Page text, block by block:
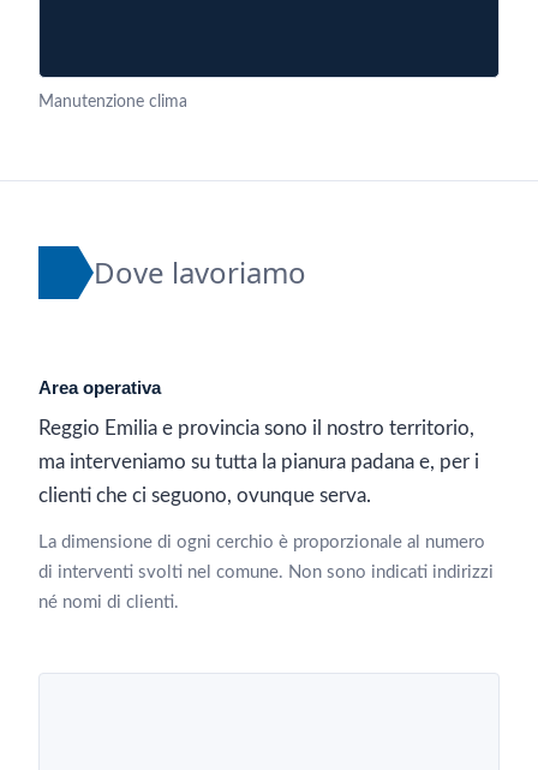
Manutenzione clima
Dove lavoriamo
Area operativa
Reggio Emilia e provincia sono il nostro territorio,
ma interveniamo su tutta la pianura padana e, per i
clienti che ci seguono, ovunque serva.
La dimensione di ogni cerchio è proporzionale al numero
di interventi svolti nel comune. Non sono indicati indirizzi
né nomi di clienti.